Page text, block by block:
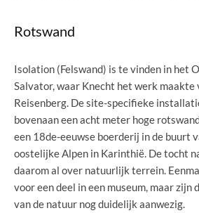
Rotswand
Isolation (Felswand) is te vinden in het
Salvator, waar Knecht het werk maakte
Reisenberg. De site-specifieke
bovenaan een acht meter hoge
een 18de-eeuwse boerderij in de buurt
oostelijke Alpen in Karinthië. De tocht
daarom al over natuurlijk terrein.
voor een deel in een museum, maar zijn
van de natuur nog duidelijk aanwezig.